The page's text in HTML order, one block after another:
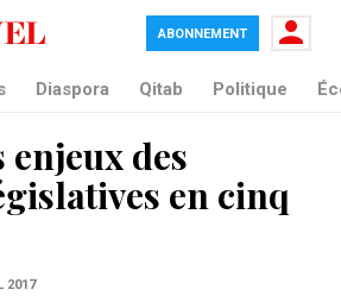
ABONNEMENT
Diaspora Qitab Politique
des
en cinq
2017